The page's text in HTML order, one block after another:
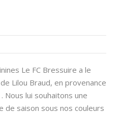
Le FC Bressuire a le
Lilou Braud, en provenance
Nous lui souhaitons une
de saison sous nos couleurs